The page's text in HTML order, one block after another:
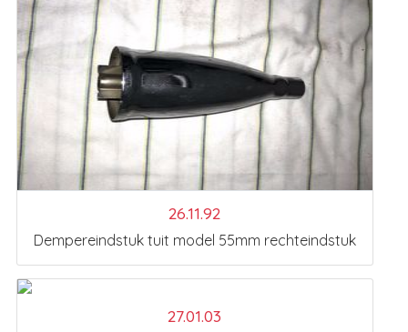
26.11.92
Dempereindstuk tuit model 55mm rechteindstuk
27.01.03